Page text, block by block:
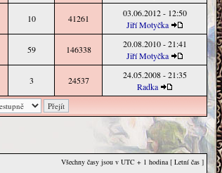
10 41261
03.06.2012 - 12:50
Jiří Motyčka
59 146338
20.08.2010 - 21:41
Jiří Motyčka
3 24537
24.05.2008 - 21:35
Radka
Všechny časy jsou v UTC + 1 hodina [ Letní čas ]